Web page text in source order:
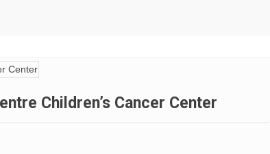
Children’s Cancer Center